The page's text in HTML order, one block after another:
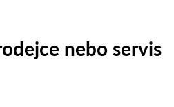
nebo servis